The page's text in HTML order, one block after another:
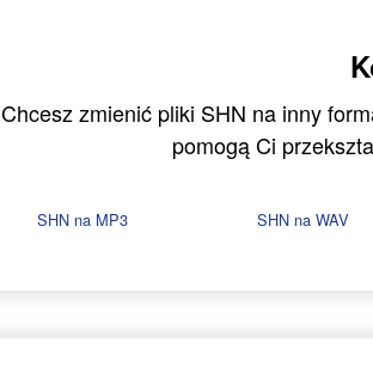
Chcesz zmienić pliki SHN na inny
pomogą Ci
SHN na MP3 SHN na WAV